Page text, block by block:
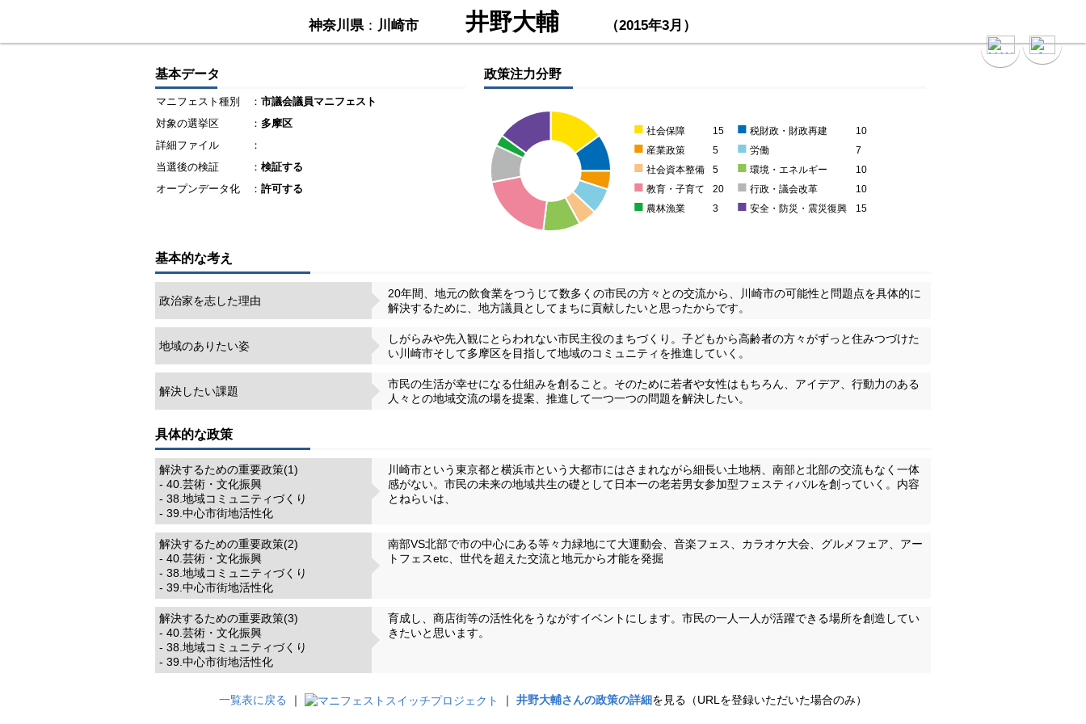
神奈川県： 川崎市 井野大輔 （2015年3月）
基本データ
マニフェスト種別 ： 市議会議員マニフェスト
対象の選挙区
： 多摩区
詳細ファイル
：
当選後の検証
： 検証する
オープンデータ化
： 許可する
政策注力分野
■ 社会保障 15 ■ 税財政・財政再建 10
■ 産業政策 5 ■ 労働 7
■ 社会資本整備 5 ■ 環境・エネルギー 10
■ 教育・子育て 20 ■ 行政・議会改革 10
■ 農林漁業 3 ■ 安全・防災・震災復興 15
基本的な考え
政治家を志した理由
20年間、地元の飲食業をつうじて数多くの市民の方々との交流から、川崎市の可能性と問題点を具体的に
解決するために、地方議員としてまちに貢献したいと思ったからです。
地域のありたい姿
しがらみや先入観にとらわれない市民主役のまちづくり。子どもから高齢者の方々がずっと住みつづけた
い川崎市そして多摩区を目指して地域のコミュニティを推進していく。
解決したい課題
市民の生活が幸せになる仕組みを創ること。そのために若者や女性はもちろん、アイデア、行動力のある
人々との地域交流の場を提案、推進して一つ一つの問題を解決したい。
具体的な政策
解決するための重要政策(1)
- 40.芸術・文化振興
- 38.地域コミュニティづくり
- 39.中心市街地活性化
川崎市という東京都と横浜市という大都市にはさまれながら細長い土地柄、南部と北部の交流もなく一体
感がない。市民の未来の地域共生の礎として日本一の老若男女参加型フェスティバルを創っていく。内容
とねらいは、
解決するための重要政策(2)
- 40.芸術・文化振興
- 38.地域コミュニティづくり
- 39.中心市街地活性化
南部VS北部で市の中心にある等々力緑地にて大運動会、音楽フェス、カラオケ大会、グルメフェア、アー
トフェスetc、世代を超えた交流と地元から才能を発掘
解決するための重要政策(3)
- 40.芸術・文化振興
- 38.地域コミュニティづくり
- 39.中心市街地活性化
育成し、商店街等の活性化をうながすイベントにします。市民の一人一人が活躍できる場所を創造してい
きたいと思います。
一覧表に戻る ｜ ｜ 井野大輔さんの政策の詳細を見る（URLを登録いただいた場合のみ）